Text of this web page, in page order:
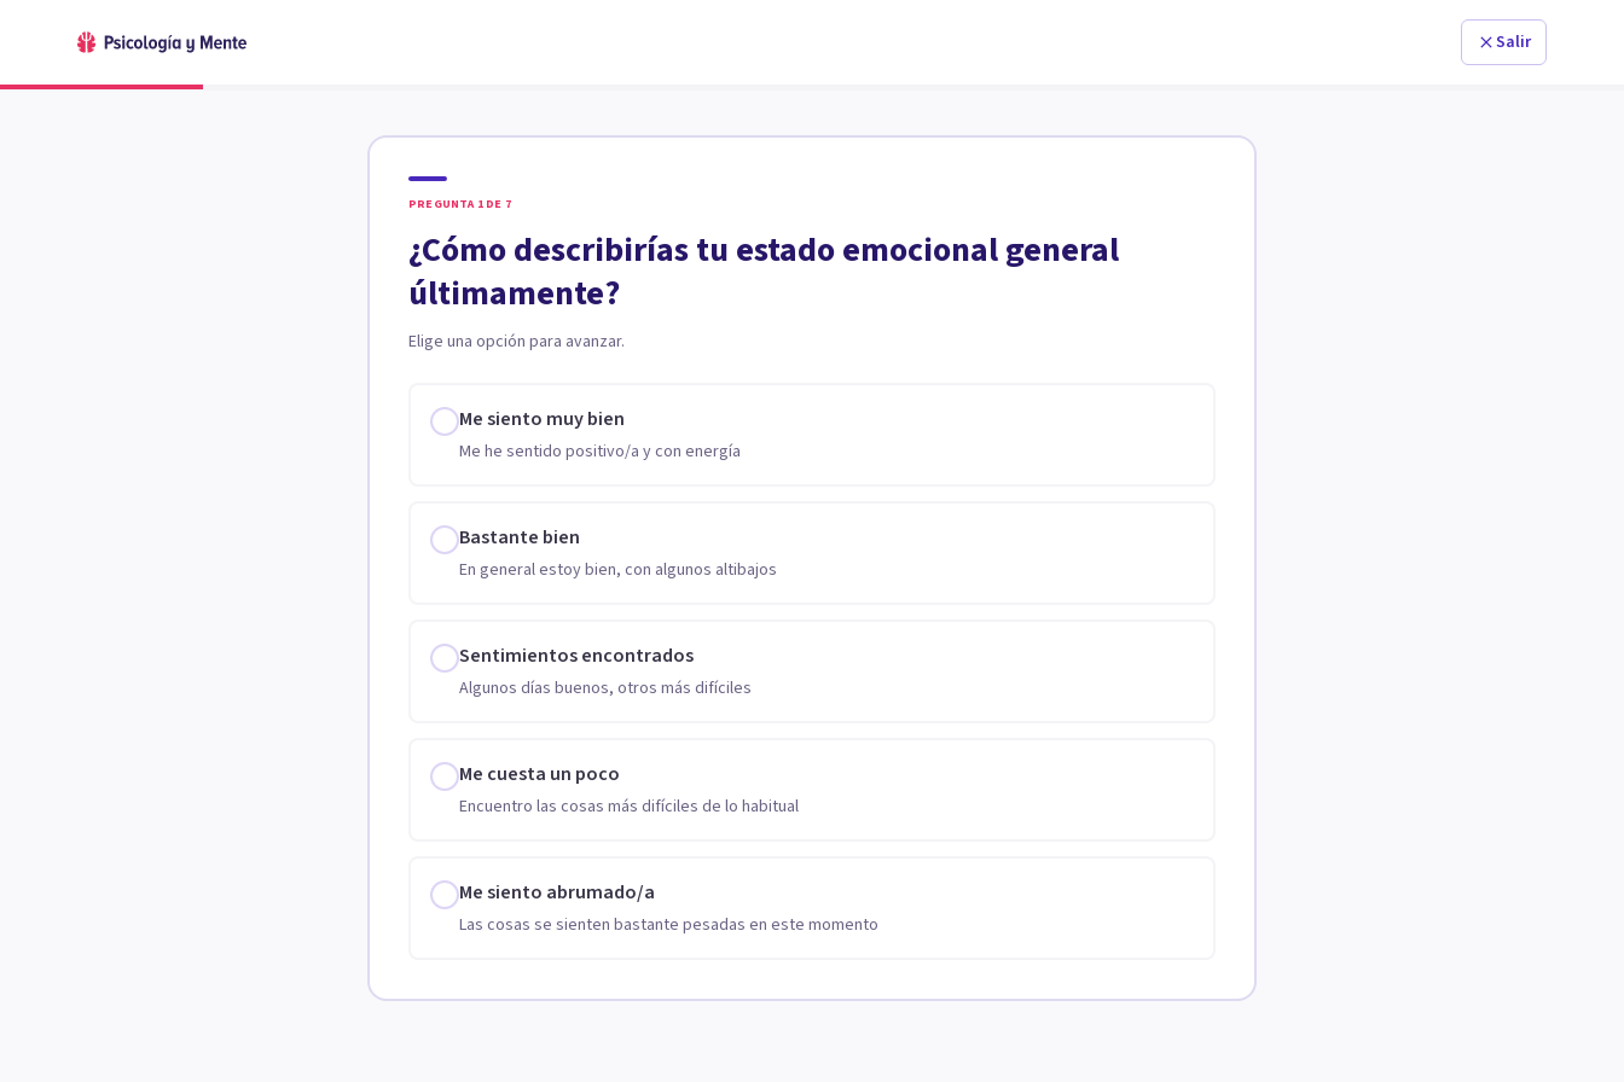
Salir
PREGUNTA 1 DE 7
¿Cómo describirías tu estado emocional general
últimamente?
Elige una opción para avanzar.
Me siento muy bien
Me he sentido positivo/a y con energía
Bastante bien
En general estoy bien, con algunos altibajos
Sentimientos encontrados
Algunos días buenos, otros más difíciles
Me cuesta un poco
Encuentro las cosas más difíciles de lo habitual
Me siento abrumado/a
Las cosas se sienten bastante pesadas en este momento